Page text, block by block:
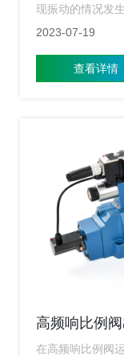
现振动的情况发
定性产生一定的
题，从而保证高
2023-07-19
查看详情
高频响比例
在高频响比例阀